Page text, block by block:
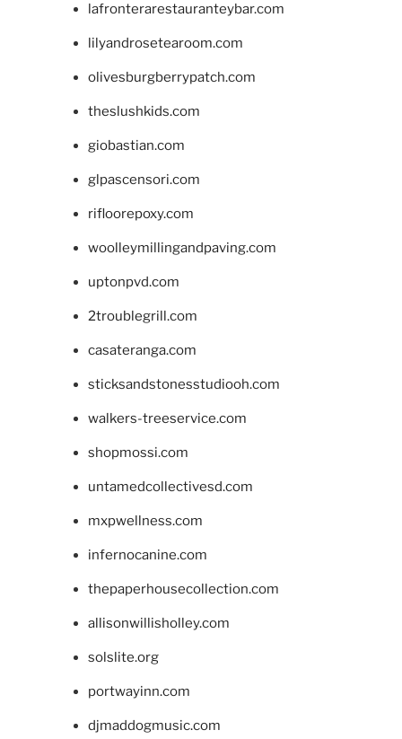
lafronterarestauranteybar.com
lilyandrosetearoom.com
olivesburgberrypatch.com
theslushkids.com
giobastian.com
glpascensori.com
rifloorepoxy.com
woolleymillingandpaving.com
uptonpvd.com
2troublegrill.com
casateranga.com
sticksandstonesstudiooh.com
walkers-treeservice.com
shopmossi.com
untamedcollectivesd.com
mxpwellness.com
infernocanine.com
thepaperhousecollection.com
allisonwillisholley.com
solslite.org
portwayinn.com
djmaddogmusic.com